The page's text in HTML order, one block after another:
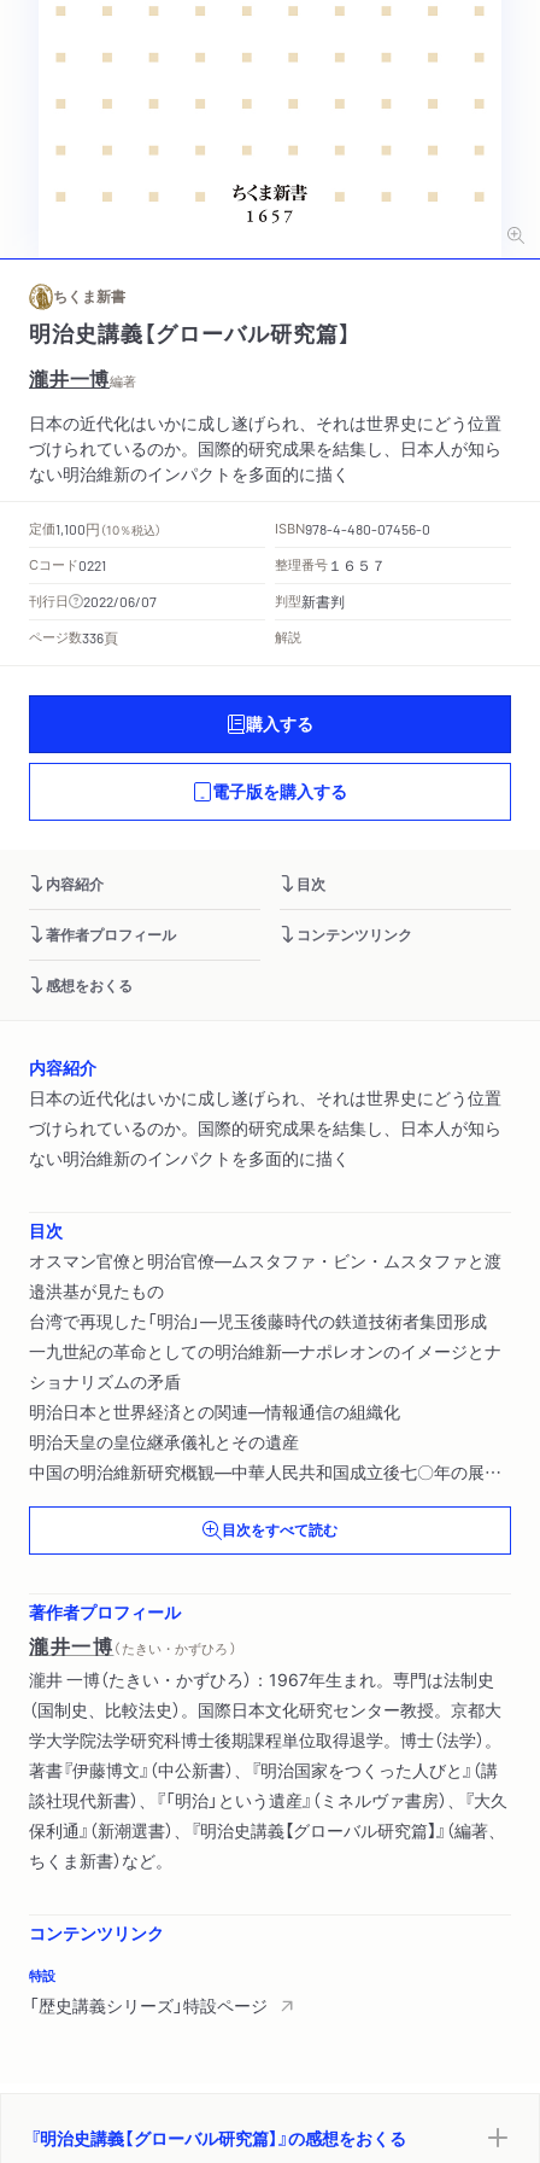
ちくま新書
明治史講義【グローバル研究篇】
瀧井一博編著
日本の近代化はいかに成し遂げられ、それは世界史にどう位置
づけられているのか。国際的研究成果を結集し、日本人が知ら
ない明治維新のインパクトを多面的に描く
定価1,100円 （10％税込） ISBN978-4-480-07456-0
Cコード0221 整理番号 １６５７
刊行日 2022/06/07 判型新書判
ページ数336頁 解説
購入する
電子版を購入する
内容紹介 目次
著作者プロフィール コンテンツリンク
感想をおくる
内容紹介
日本の近代化はいかに成し遂げられ、それは世界史にどう位置
づけられているのか。国際的研究成果を結集し、日本人が知ら
ない明治維新のインパクトを多面的に描く
目次
オスマン官僚と明治官僚―ムスタファ・ビン・ムスタファと渡
邉洪基が見たもの
台湾で再現した「明治」―児玉後藤時代の鉄道技術者集団形成
一九世紀の革命としての明治維新―ナポレオンのイメージとナ
ショナリズムの矛盾
明治日本と世界経済との関連―情報通信の組織化
明治天皇の皇位継承儀礼とその遺産
中国の明治維新研究概観―中華人民共和国成立後七〇年の展開
明治に学ぶ―過去・現在・将来のグローバル化
地域社会の固有性と普遍性―明治維新前後の越前大野を例に
近代エジプトにおける明治日本―『東方の太陽』を中心に
中国近代化のモデルとしての明治維新像―孫文と蒋介石の日本
認識の比較
トルコから見た明治維新
フランスから見た明治維新―第一回国際東洋学者会議
タイ地方行政能力向上プロジェクト―「明治日本」の視点から考
える
帝国の襲来―幕末日本のエリート官僚はいかにして生まれたか
紀州の夜明け前―紀州藩武家出身女性の明治時代への適応
目次をすべて読む
著作者プロフィール
瀧井一博（ たきい・かずひろ ）
瀧井 一博（たきい・かずひろ）：1967年生まれ。専門は法制史
（国制史、比較法史）。国際日本文化研究センター教授。京都大
学大学院法学研究科博士後期課程単位取得退学。博士（法学）。
著書『伊藤博文』（中公新書）、『明治国家をつくった人びと』（講
談社現代新書）、『「明治」という遺産』（ミネルヴァ書房）、『大久
保利通』（新潮選書）、『明治史講義【グローバル研究篇】』（編著、
ちくま新書）など。
コンテンツリンク
特設
「歴史講義シリーズ」特設ページ
『明治史講義【グローバル研究篇】』の感想をおくる